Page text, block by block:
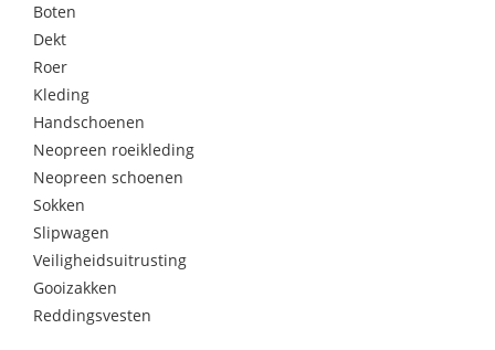
Boten
Dekt
Roer
Kleding
Handschoenen
Neopreen roeikleding
Neopreen schoenen
Sokken
Slipwagen
Veiligheidsuitrusting
Gooizakken
Reddingsvesten